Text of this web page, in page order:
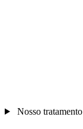
Nosso tratamento